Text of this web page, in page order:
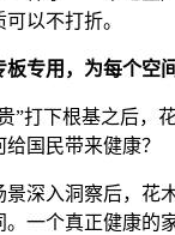
以不打折。
专用，为每个空
”打下根基之后，
国民带来健康？
深入洞察后，花
一个真正健康的